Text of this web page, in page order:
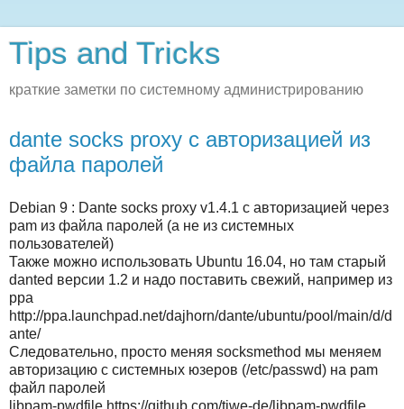
Tips and Tricks
краткие заметки по системному администрированию
dante socks proxy с авторизацией из
файла паролей
Debian 9 : Dante socks proxy v1.4.1 с авторизацией через
pam из файла паролей (а не из системных
пользователей)
Также можно использовать Ubuntu 16.04, но там старый
danted версии 1.2 и надо поставить свежий, например из
ppa
http://ppa.launchpad.net/dajhorn/dante/ubuntu/pool/main/d/d
ante/
Следовательно, просто меняя socksmethod мы меняем
авторизацию с системных юзеров (/etc/passwd) на pam
файл паролей
libpam-pwdfile https://github.com/tiwe-de/libpam-pwdfile